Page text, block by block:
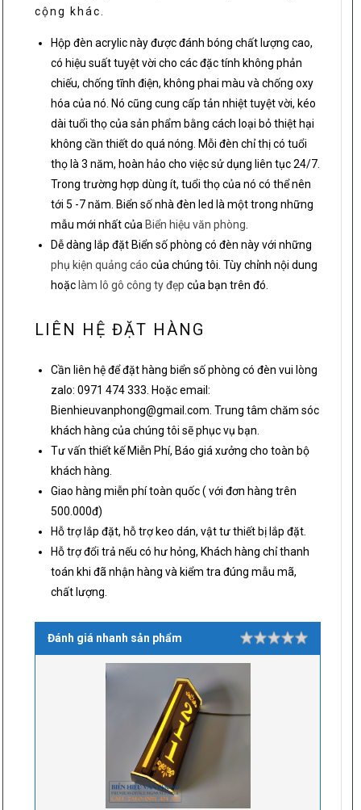
cộng khác.
Hộp đèn acrylic này được đánh bóng chất lượng cao,
có hiệu suất tuyệt vời cho các đặc tính không phản
chiếu, chống tĩnh điện, không phai màu và chống oxy
hóa của nó. Nó cũng cung cấp tản nhiệt tuyệt vời, kéo
dài tuổi thọ của sản phẩm bằng cách loại bỏ thiệt hại
không cần thiết do quá nóng. Mỗi đèn chỉ thị có tuổi
thọ là 3 năm, hoàn hảo cho việc sử dụng liên tục 24/7.
Trong trường hợp dùng ít, tuổi thọ của nó có thể nên
tới 5 -7 năm. Biển số nhà đèn led là một trong những
mẫu mới nhất của Biển hiệu văn phòng
Dễ dàng lắp đặt Biển số phòng có đèn này với những
phụ kiện quảng cáo của chúng tôi. Tùy chỉnh nội dung
hoặc làm lô gô công ty đẹp của bạn trên đó.
LIÊN HỆ ĐẶT HÀNG
Cần liên hệ để đặt hàng biển số phòng có đèn vui lòng
zalo: 0971 474 333. Hoặc email:
Bienhieuvanphong@gmail.com. Trung tâm chăm sóc
khách hàng của chúng tôi sẽ phục vụ bạn.
Tư vấn thiết kế Miễn Phí, Báo giá xưởng cho toàn bộ
khách hàng.
Giao hàng miễn phí toàn quốc ( với đơn hàng trên
500.000đ)
Hỗ trợ lắp đặt, hỗ trợ keo dán, vật tư thiết bị lắp đặt.
Hỗ trợ đổi trả nếu có hư hỏng, Khách hàng chỉ thanh
toán khi đã nhận hàng và kiểm tra đúng mẫu mã,
chất lượng.
Đánh giá nhanh sản phẩm Rating